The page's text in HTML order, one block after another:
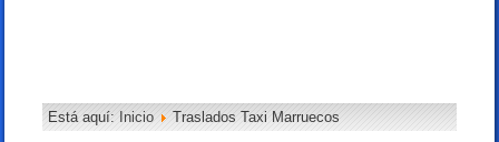
Está aquí: Inicio Traslados Taxi Marruecos